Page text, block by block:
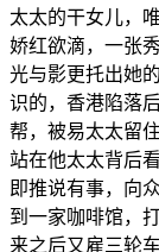
太太的干女儿，
娇红欲滴，一张
光与影更托出她
识的，香港陷落
帮，被易太太留
站在他太太背后
即推说有事，向
到一家咖啡馆，
来之后又雇三轮